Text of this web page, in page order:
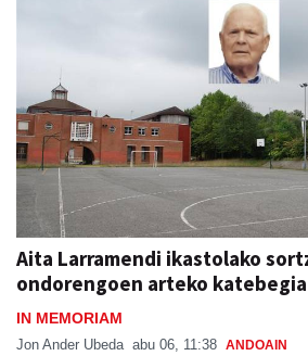
Aita Larramendi ikastolako
ondorengoen arteko katebegia
IN MEMORIAM
Jon Ander Ubeda abu 06, 11:38 ANDOAIN